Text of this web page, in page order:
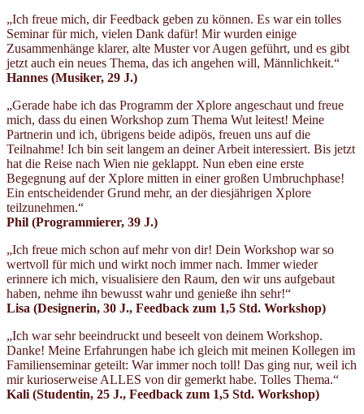
„Ich freue mich, dir Feedback geben zu können. Es war ein tolles
Seminar für mich, vielen Dank dafür! Mir wurden einige
Zusammenhänge klarer, alte Muster vor Augen geführt, und es gibt
jetzt auch ein neues Thema, das ich angehen will, Männlichkeit.“
Hannes (Musiker, 29 J.)
„Gerade habe ich das Programm der Xplore angeschaut und freue
mich, dass du einen Workshop zum Thema Wut leitest! Meine
Partnerin und ich, übrigens beide adipös, freuen uns auf die
Teilnahme! Ich bin seit langem an deiner Arbeit interessiert. Bis jetzt
hat die Reise nach Wien nie geklappt. Nun eben eine erste
Begegnung auf der Xplore mitten in einer großen Umbruchphase!
Ein entscheidender Grund mehr, an der diesjährigen Xplore
teilzunehmen.“
Phil (Programmierer, 39 J.)
„Ich freue mich schon auf mehr von dir! Dein Workshop war so
wertvoll für mich und wirkt noch immer nach. Immer wieder
erinnere ich mich, visualisiere den Raum, den wir uns aufgebaut
haben, nehme ihn bewusst wahr und genieße ihn sehr!“
Lisa (Designerin, 30 J., Feedback zum 1,5 Std. Workshop)
„Ich war sehr beeindruckt und beseelt von deinem Workshop.
Danke! Meine Erfahrungen habe ich gleich mit meinen Kollegen im
Familienseminar geteilt: War immer noch toll! Das ging nur, weil ich
mir kurioserweise ALLES von dir gemerkt habe. Tolles Thema.“
Kali (Studentin, 25 J., Feedback zum 1,5 Std. Workshop)